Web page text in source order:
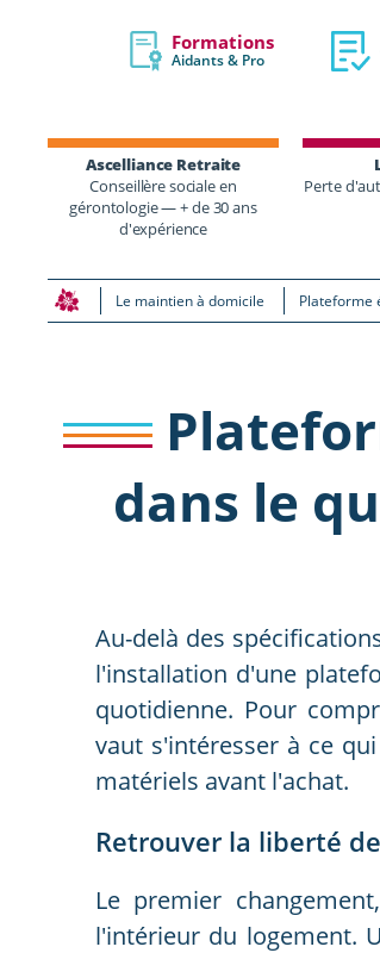
Formations
Aidants & Pro
Ascelliance Retraite
Conseillère sociale en
gérontologie — + de 30 ans
d'expérience
Perte
Le maintien à domicile Plateforme
dans le
Au-delà des
l'installation d'une
quotidienne. Pour
vaut s'intéresser à ce
matériels avant l'achat.
Retrouver la liberté
Le premier
l'intérieur du logement.